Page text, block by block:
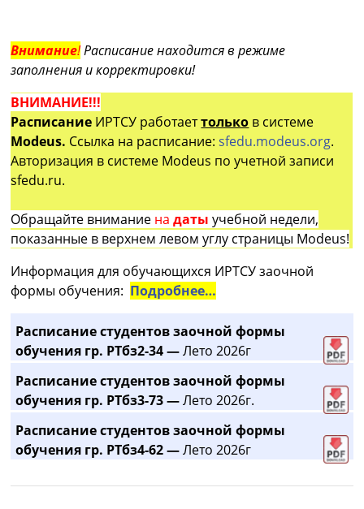
Внимание!Расписание находится в режиме
заполнения и корректировки!
ВНИМАНИЕ!!!
Расписание ИРТСУ работаеттолько в системе
Modeus. Ссылка на расписание:sfedu.modeus.org.
Авторизация в системе Modeus по учетной записи
sfedu.ru.
Обращайте внимание на датыучебной недели,
показанные в верхнем левом углу страницы Modeus!
Информация для обучающихся ИРТСУ заочной
формы обучения: Подробнее…
Расписание студентов заочной формы
обучения гр. РТбз2-34 —Лето 2026г
Расписание студентов заочной формы
обучения гр. РТбз3-73 —Лето 2026г.
Расписание студентов заочной формы
обучения гр. РТбз4-62 —Лето 2026г